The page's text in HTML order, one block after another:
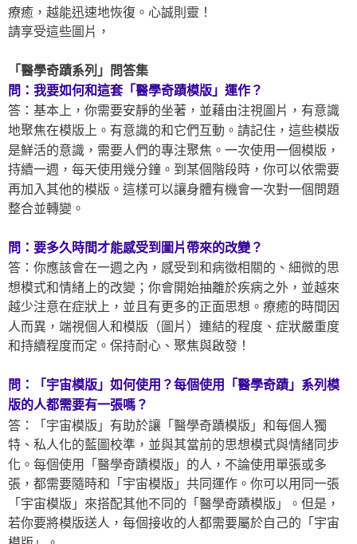
療癒，越能迅速地恢復。心誠則靈！
請享受這些圖片，
「醫學奇蹟系列」問答集
問：我要如何和這套「醫學奇蹟模版」運作？
答：基本上，你需要安靜的坐著，並藉由注視圖片，有意識
地聚焦在模版上。有意識的和它們互動。請記住，這些模版
是鮮活的意識，需要人們的專注聚焦。一次使用一個模版，
持續一週，每天使用幾分鐘。到某個階段時，你可以依需要
再加入其他的模版。這樣可以讓身體有機會一次對一個問題
整合並轉變。
問：要多久時間才能感受到圖片帶來的改變？
答：你應該會在一週之內，感受到和病徵相關的、細微的思
想模式和情緒上的改變；你會開始抽離於疾病之外，並越來
越少注意在症狀上，並且有更多的正面思想。療癒的時間因
人而異，端視個人和模版（圖片）連結的程度、症狀嚴重度
和持續程度而定。保持耐心、聚焦與啟發！
問：「宇宙模版」如何使用？每個使用「醫學奇蹟」系列模
版的人都需要有一張嗎？
答：「宇宙模版」有助於讓「醫學奇蹟模版」和每個人獨
特、私人化的藍圖校準，並與其當前的思想模式與情緒同步
化。每個使用「醫學奇蹟模版」的人，不論使用單張或多
張，都需要隨時和「宇宙模版」共同運作。你可以用同一張
「宇宙模版」來搭配其他不同的「醫學奇蹟模版」。但是，
若你要將模版送人，每個接收的人都需要屬於自己的「宇宙